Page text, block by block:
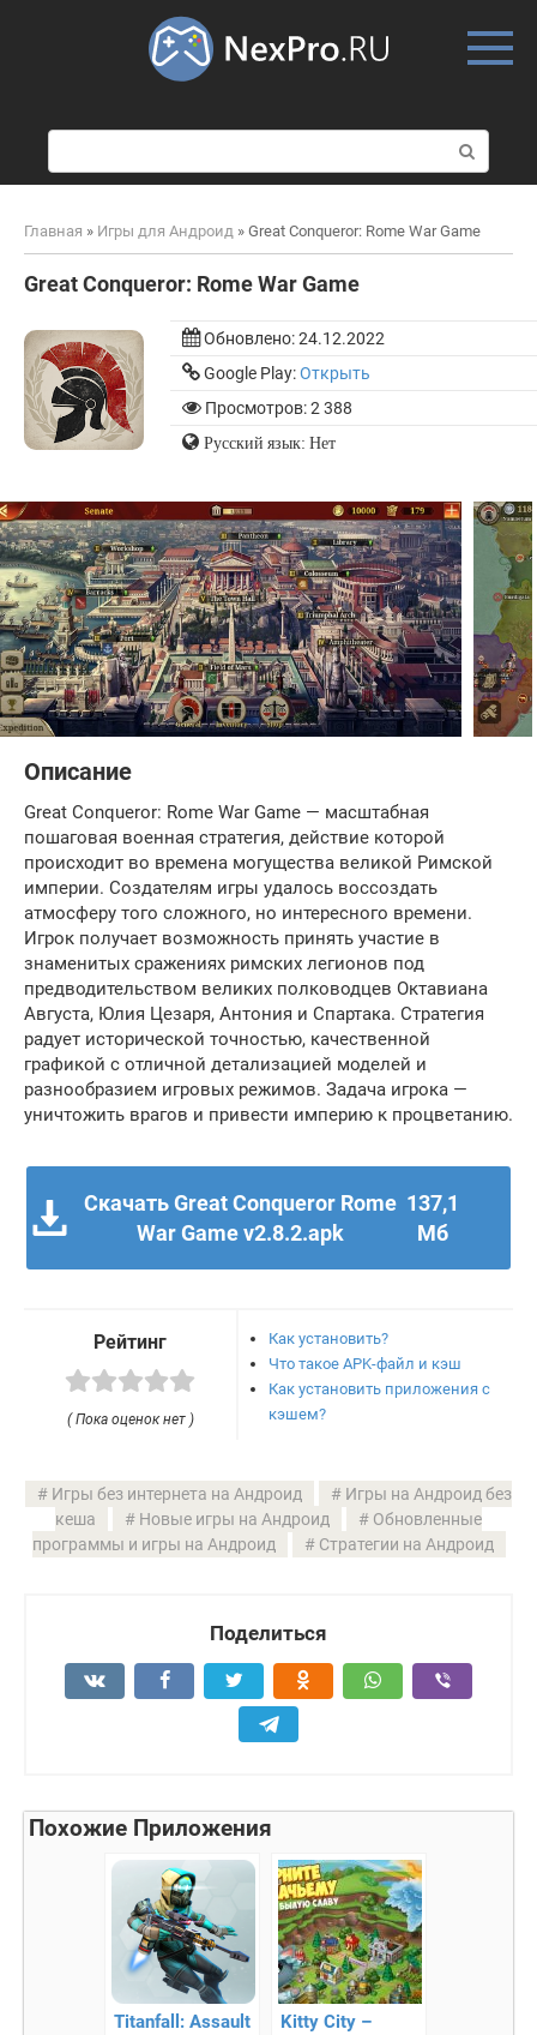
о
и
к
Главная » Игры для Андроид » Great Conqueror: Rome War Game
Great Conqueror: Rome War Game
Обновлено:24.12.2022
Google Play:Открыть
Просмотров: 2 388
Русский язык: Нет
Описание
Great Conqueror: Rome War Game — масштабная
пошаговая военная стратегия, действие которой
происходит во времена могущества великой Римской
империи. Создателям игры удалось воссоздать
атмосферу того сложного, но интересного времени.
Игрок получает возможность принять участие в
знаменитых сражениях римских легионов под
предводительством великих полководцев Октавиана
Августа, Юлия Цезаря, Антония и Спартака. Стратегия
радует исторической точностью, качественной
графикой с отличной детализацией моделей и
разнообразием игровых режимов. Задача игрока —
уничтожить врагов и привести империю к процветанию.
Скачать Great Conqueror Rome
War Game v2.8.2.apk
137,1
Мб
Рейтинг
( Пока оценок нет )
Как установить?
Что такое APK-файл и кэш
Как установить приложения с
кэшем?
Игры без интернета на Андроид
Игры на Андроид без
кеша
Новые игры на Андроид
Обновленные
программы и игры на Андроид
Стратегии на Андроид
Поделиться
Похожие Приложения
Titanfall: Assault
Kitty City –